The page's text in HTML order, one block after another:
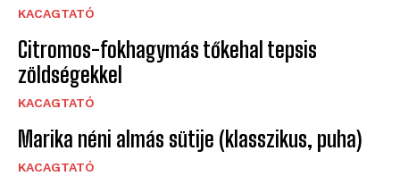
KACAGTATÓ
Citromos-fokhagymás tőkehal tepsis
zöldségekkel
KACAGTATÓ
Marika néni almás sütije (klasszikus, puha)
KACAGTATÓ